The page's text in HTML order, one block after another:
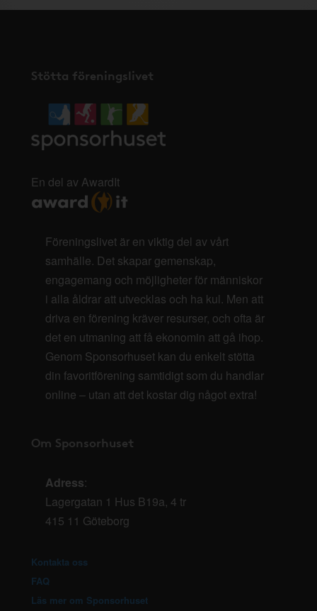
Stötta föreningslivet
En del av AwardIt
Föreningslivet är en viktig del av vårt
samhälle. Det skapar gemenskap,
engagemang och möjligheter för människor
i alla åldrar att utvecklas och ha kul. Men att
driva en förening kräver resurser, och ofta är
det en utmaning att få ekonomin att gå ihop.
Genom Sponsorhuset kan du enkelt stötta
din favoritförening samtidigt som du handlar
online – utan att det kostar dig något extra!
Om Sponsorhuset
Adress:
Lagergatan 1 Hus B19a, 4 tr
415 11 Göteborg
Kontakta oss
FAQ
Läs mer om Sponsorhuset